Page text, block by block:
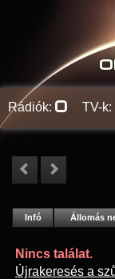
Rádiók: TV-k:
Infó Lejátszás
Állomás
Nincs találat.
Újrakeresés a